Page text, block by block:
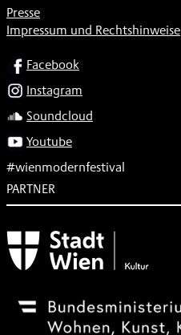
Presse
Impressum und Rechtshinweise
SOCIALFacebook
Instagram
Soundcloud
Youtube
#wienmodernfestival
PARTNER
Subventionsgeber